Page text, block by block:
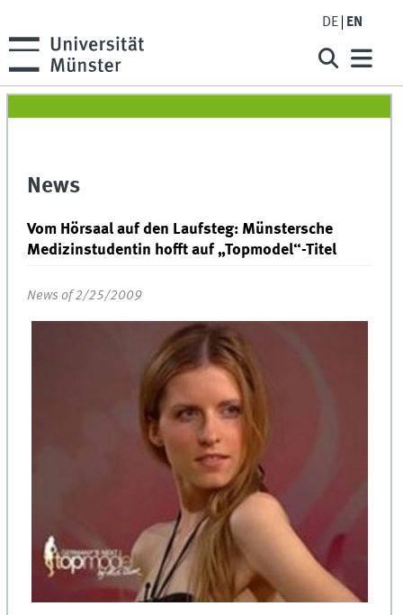
DE EN
News
Vom Hörsaal auf den Laufsteg: Münstersche
Medizinstudentin hofft auf „Topmodel“-Titel
News of 2/25/2009